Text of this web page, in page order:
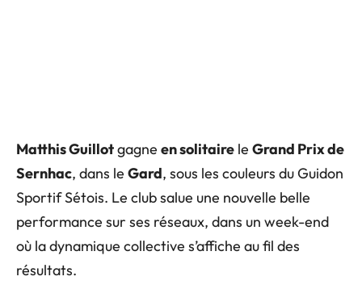
Matthis Guillotgagne en solitaire le Grand Prix de
Sernhac, dans le Gard, sous les couleurs du Guidon
Sportif Sétois. Le club salue une nouvelle belle
performance sur ses réseaux, dans un week-end
où la dynamique collective s’affiche au fil des
résultats.